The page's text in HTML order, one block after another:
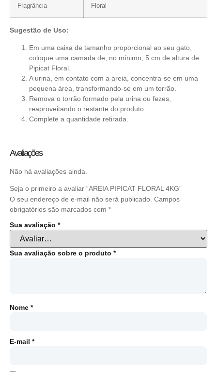
Fragrância Floral
Sugestão de Uso:
Em uma caixa de tamanho proporcional ao seu gato,
coloque uma camada de, no mínimo, 5 cm de altura de
Pipicat Floral.
A urina, em contato com a areia, concentra-se em uma
pequena área, transformando-se em um torrão.
Remova o torrão formado pela urina ou fezes,
reaproveitando o restante do produto.
Complete a quantidade retirada.
Avaliações
Não há avaliações ainda.
Seja o primeiro a avaliar “AREIA PIPICAT FLORAL 4KG”
O seu endereço de e-mail não será publicado. Campos
obrigatórios são marcados com *
Sua avaliação *
Sua avaliação sobre o produto *
Nome *
E-mail *